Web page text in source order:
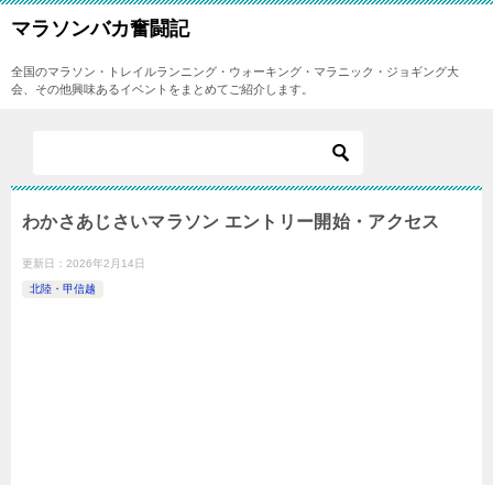
マラソンバカ奮闘記
全国のマラソン・トレイルランニング・ウォーキング・マラニック・ジョギング大
会、その他興味あるイベントをまとめてご紹介します。
わかさあじさいマラソン エントリー開始・アクセス
更新日： 2026年2月14日
北陸・甲信越